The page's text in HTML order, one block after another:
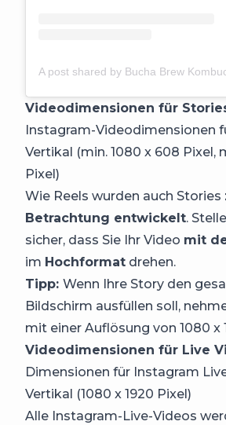
Videodimensionen für
Instagram-Videodimensionen
Vertikal (min. 1080 x 608 Pixel,
Pixel)
Wie Reels wurden auch Stories
Betrachtung entwickelt.
sicher, dass Sie Ihr Video mit
im Hochformat drehen.
Tipp: Wenn Ihre Story den
Bildschirm ausfüllen soll,
mit einer Auflösung von 1080 x
Videodimensionen für Live
Dimensionen für Instagram
Vertikal (1080 x 1920 Pixel)
Alle Instagram-Live-Videos